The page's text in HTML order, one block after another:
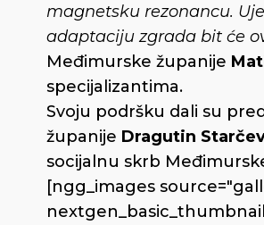
magnetsku rezonancu.
adaptaciju zgrada bit će
Međimurske županije
specijalizantima.
Svoju podršku dali su
županije Dragutin
socijalnu skrb
[ngg_images